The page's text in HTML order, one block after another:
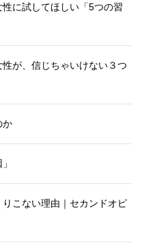
に試してほしい「5つの習
が、信じちゃいけない３つ
か
こない理由｜セカンドオピ